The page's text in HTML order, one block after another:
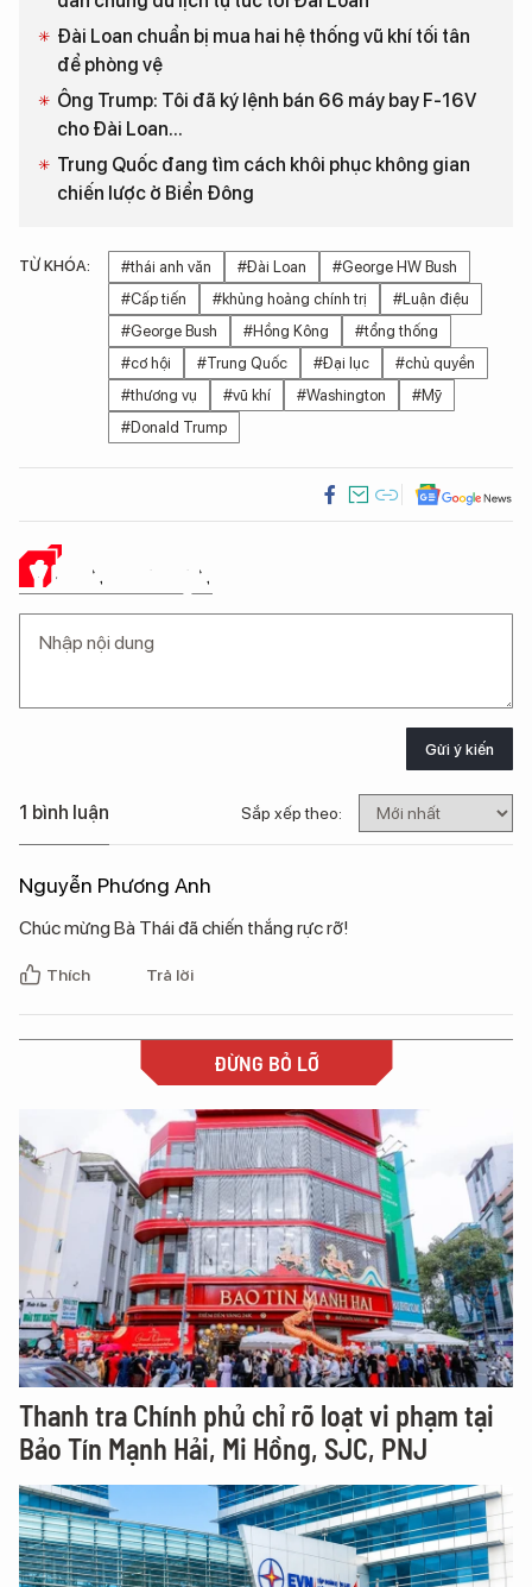
Đài Loan chuẩn bị mua hai hệ thống vũ khí tối tân
để phòng vệ
Ông Trump: Tôi đã ký lệnh bán 66 máy bay F-16V
cho Đài Loan...
Trung Quốc đang tìm cách khôi phục không gian
chiến lược ở Biển Đông
TỪ KHÓA: #thái anh văn #Đài Loan
#George HW Bush
#Cấp tiến
#khủng hoảng chính trị
#Luận điệu
#George Bush
#Hồng Kông
#tổng thống
#cơ hội
#Trung Quốc #Đại lục
#chủ quyền
#thương vụ
#vũ khí #Washington
#Mỹ
#Donald Trump
Ý KIẾN CỦA BẠN
Gửi ý kiến
1 bình luận Sắp xếp theo:
Nguyễn Phương Anh
Chúc mừng Bà Thái đã chiến thắng rực rỡ!
Thích Trả lời
ĐỪNG BỎ LỠ
Thanh tra Chính phủ chỉ rõ loạt vi phạm tại
Bảo Tín Mạnh Hải, Mi Hồng, SJC, PNJ